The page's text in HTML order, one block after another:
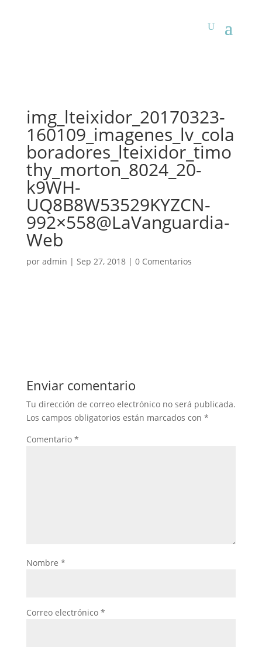
img_lteixidor_20170323-
160109_imagenes_lv_cola
boradores_lteixidor_timo
thy_morton_8024_20-
k9WH-
UQ8B8W53529KYZCN-
992×558@LaVanguardia-
Web
por admin | Sep 27, 2018| 0 Comentarios
Enviar comentario
Tu dirección de correo electrónico no será publicada.
Los campos obligatorios están marcados con *
Comentario *
Nombre *
Correo electrónico *